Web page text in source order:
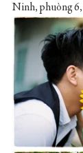
Ninh, phuòng